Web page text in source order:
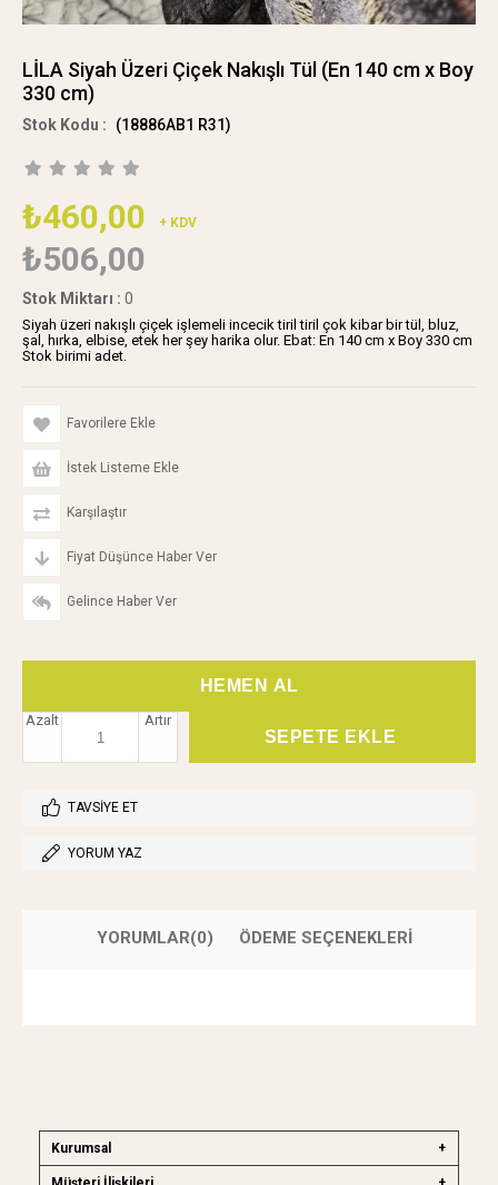
LİLA Siyah Üzeri Çiçek Nakışlı Tül (En 140 cm x Boy
330 cm)
(18886AB1 R31)
₺460,00 + KDV
₺506,00
Stok Miktarı : 0
Siyah üzeri nakışlı çiçek işlemeli incecik tiril tiril çok kibar bir tül, bluz,
şal, hırka, elbise, etek her şey harika olur. Ebat: En 140 cm x Boy 330 cm
Stok birimi adet.
Favorilere Ekle
İstek Listeme Ekle
Karşılaştır
Fiyat Düşünce Haber Ver
Gelince Haber Ver
Artır
Azalt
TAVSIYE ET
YORUM YAZ
YORUMLAR(0) ÖDEME SEÇENEKLERI
Kurumsal